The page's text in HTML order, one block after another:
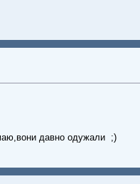
давно одужали ;)